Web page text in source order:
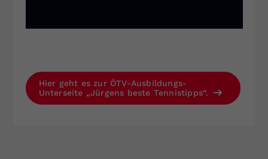
Hier geht es zur ÖTV-Ausbildungs-
Unterseite „Jürgens beste Tennistipps“.